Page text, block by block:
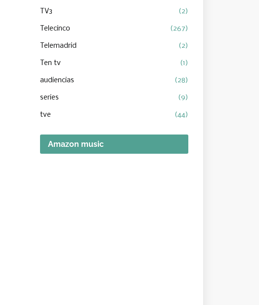
TV3 (2)
Telecinco (267)
Telemadrid (2)
Ten tv (1)
audiencias (28)
series (9)
tve (44)
Amazon music